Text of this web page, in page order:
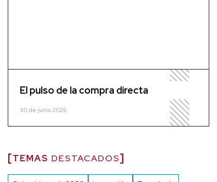
El pulso de la compra directa
30 de junio 2026
TEMAS DESTACADOS